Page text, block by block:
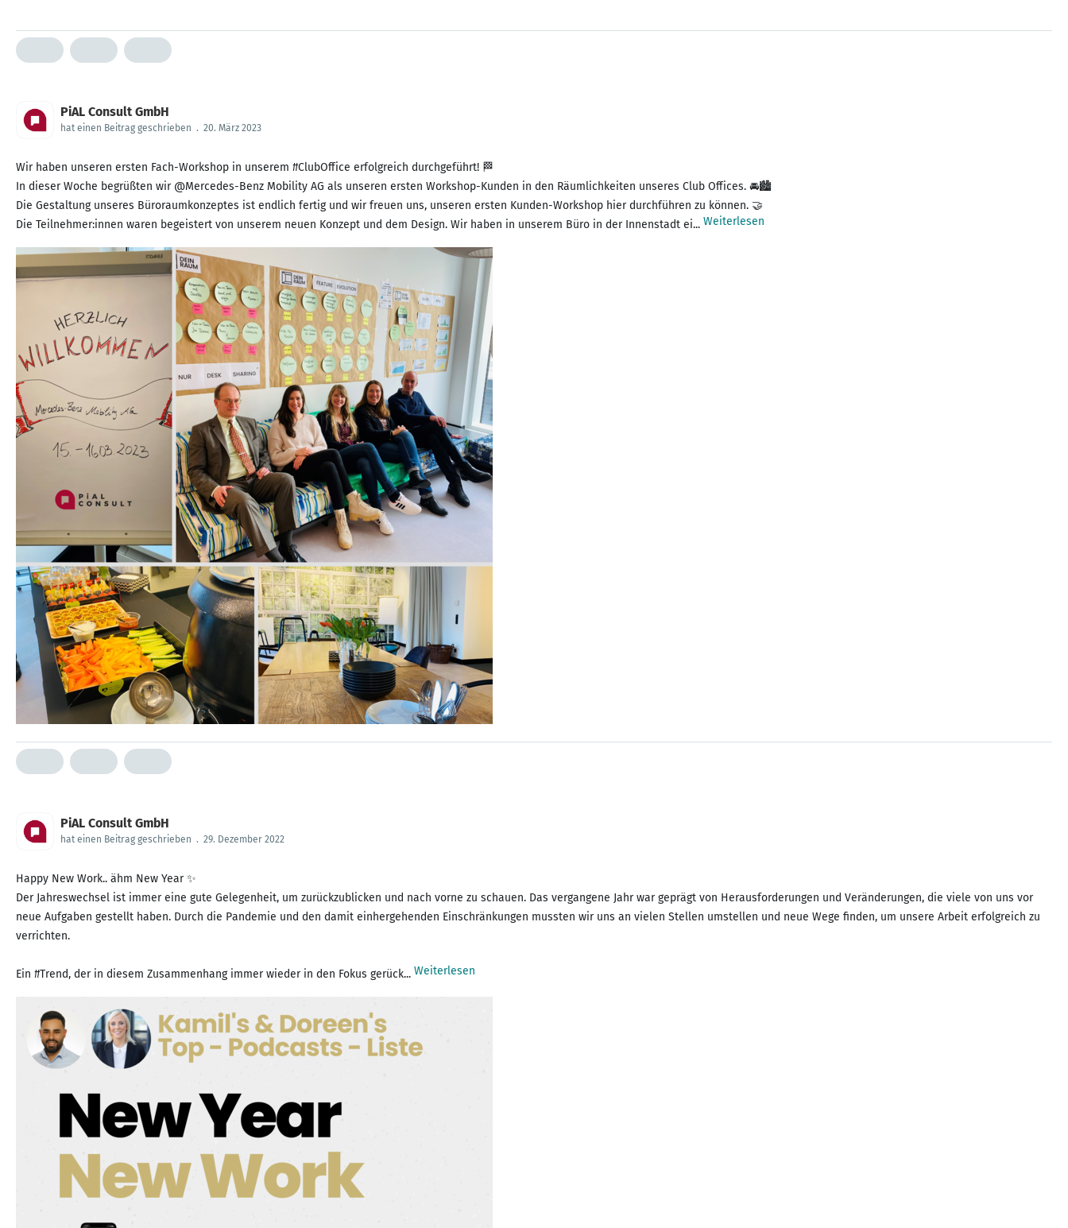
PiAL Consult GmbH
hat einen Beitrag geschrieben . 20. März 2023
Wir haben unseren ersten Fach-Workshop in unserem #ClubOffice erfolgreich durchgeführt! 🏁
In dieser Woche begrüßten wir @Mercedes-Benz Mobility AG als unseren ersten Workshop-Kunden in den Räumlichkeiten unseres Club Offices. 🚘🏙
Die Gestaltung unseres Büroraumkonzeptes ist endlich fertig und wir freuen uns, unseren ersten Kunden-Workshop hier durchführen zu können. 🤝
Die Teilnehmer:innen waren begeistert von unserem neuen Konzept und dem Design. Wir haben in unserem Büro in der Innenstadt ei... Weiterlesen
PiAL Consult GmbH
hat einen Beitrag geschrieben . 29. Dezember 2022
Happy New Work.. ähm New Year ✨
Der Jahreswechsel ist immer eine gute Gelegenheit, um zurückzublicken und nach vorne zu schauen. Das vergangene Jahr war geprägt von Herausforderungen und Veränderungen, die viele von uns vor
neue Aufgaben gestellt haben. Durch die Pandemie und den damit einhergehenden Einschränkungen mussten wir uns an vielen Stellen umstellen und neue Wege finden, um unsere Arbeit erfolgreich zu
verrichten.
Ein #Trend, der in diesem Zusammenhang immer wieder in den Fokus gerück... Weiterlesen